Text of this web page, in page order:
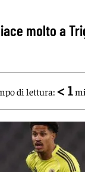
molto a
di lettura:< 1